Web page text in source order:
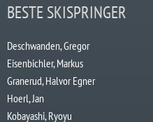
BESTE SKISPRINGER
Deschwanden, Gregor
Eisenbichler, Markus
Granerud, Halvor Egner
Hoerl, Jan
Kobayashi, Ryoyu